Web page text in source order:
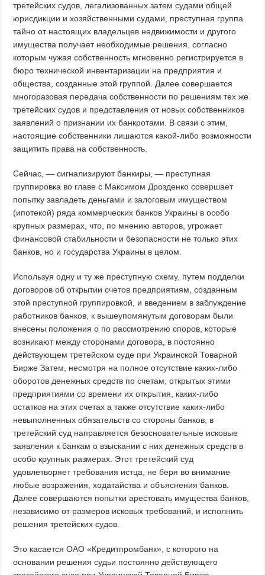
третейских судов, легализованных затем судами общей
юрисдикции и хозяйственными судами, преступная группа
тайно от настоящих владельцев недвижимости и другого
имущества получает необходимые решения, согласно
которым чужая собственность мгновенно регистрируется в
бюро технической инвентаризации на предприятия и
общества, созданные этой группой. Далее совершается
многоразовая передача собственности по решениям тех же
третейских судов и представления от новых собственников
заявлений о признании их банкротами. В связи с этим,
настоящие собственники лишаются какой-либо возможности
защитить права на собственность.
Сейчас, — сигнализируют банкиры, — преступная
группировка во главе с Максимом Дрозденко совершает
попытку завладеть деньгами и залоговым имуществом
(ипотекой) ряда коммерческих банков Украины в особо
крупных размерах, что, по мнению авторов, угрожает
финансовой стабильности и безопасности не только этих
банков, но и государства Украины в целом.
Используя одну и ту же преступную схему, путем подделки
договоров об открытии счетов предприятиям, созданным
этой преступной группировкой, и введением в заблуждение
работников банков, к вышеупомянутым договорам были
внесены положения о по рассмотрению споров, которые
возникают между сторонами договора, в постоянно
действующем третейском суде при Украинской Товарной
Бирже Затем, несмотря на полное отсутствие каких-либо
оборотов денежных средств по счетам, открытых этими
предприятиями со времени их открытия, каких-либо
остатков на этих счетах а также отсутствие каких-либо
невыполненных обязательств со стороны банков, в
третейский суд направляется безосновательные исковые
заявления к банкам о взыскании с них денежных средств в
особо крупных размерах. Этот третейский суд
удовлетворяет требования истца, не беря во внимание
любые возражения, ходатайства и объяснения банков.
Далее совершаются попытки арестовать имущества банков,
независимо от размеров исковых требований, и исполнить
решения третейских судов.
Это касается ОАО «Кредитпромбанк», с которого на
основании решения судьи постоянно действующего